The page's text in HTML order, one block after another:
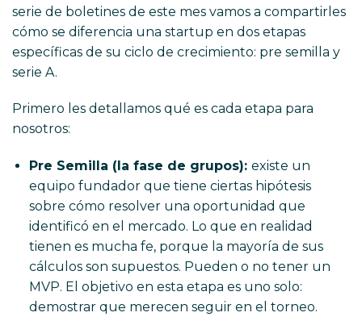
serie de boletines de este mes vamos a compartirles
cómo se diferencia una startup en dos etapas
específicas de su ciclo de crecimiento: pre semilla y
serie A.
Primero les detallamos qué es cada etapa para
nosotros:
Pre Semilla (la fase de grupos): existe un
equipo fundador que tiene ciertas hipótesis
sobre cómo resolver una oportunidad que
identificó en el mercado. Lo que en realidad
tienen es mucha fe, porque la mayoría de sus
cálculos son supuestos. Pueden o no tener un
MVP. El objetivo en esta etapa es uno solo:
demostrar que merecen seguir en el torneo.